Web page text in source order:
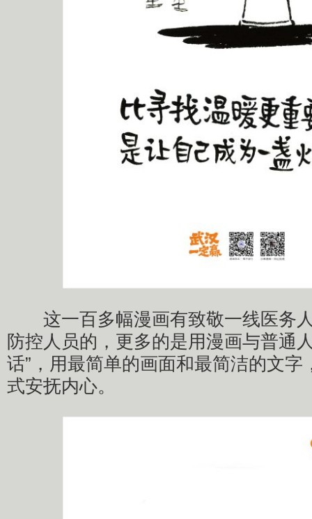
这一百多幅漫画有致敬一线医务
防控人员的，更多的是用漫画与普通
话”，用最简单的画面和最简洁的文字
式安抚内心。